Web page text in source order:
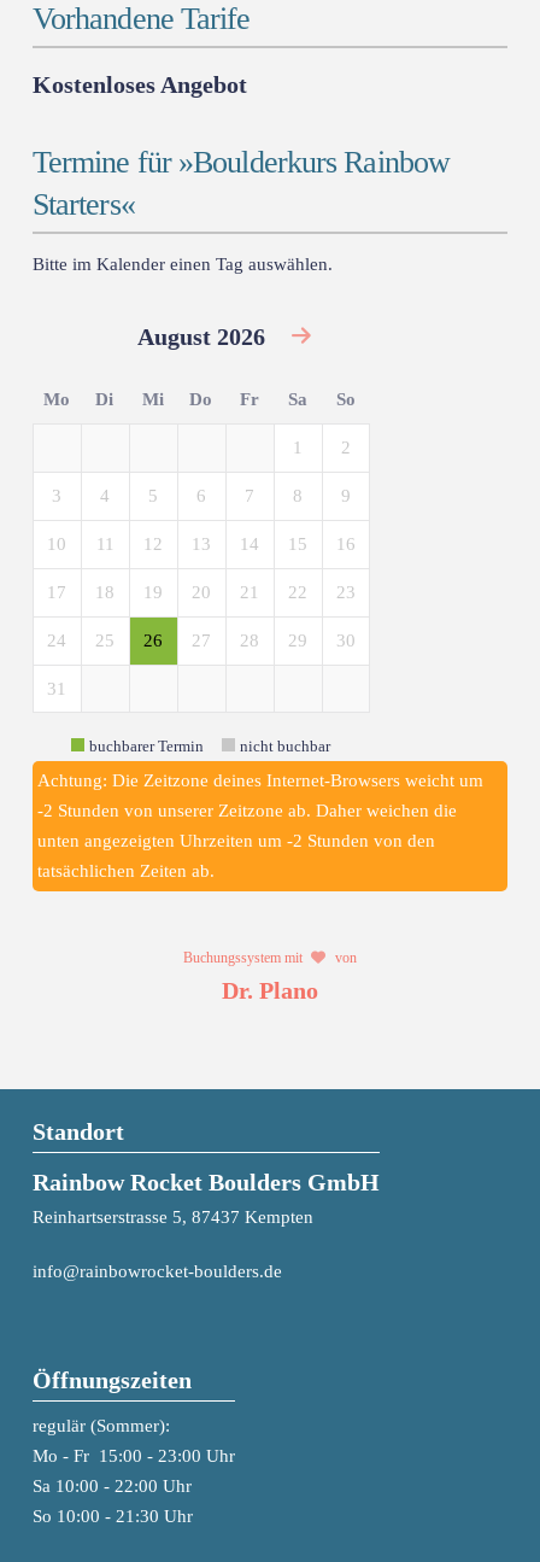
Vorhandene Tarife
Kostenloses Angebot
Termine für »Boulderkurs Rainbow
Starters«
Bitte im Kalender einen Tag auswählen.
August 2026
Mo Di Mi Do Fr Sa So
1 2
3 4 5 6 7 8 9
10 11 12 13 14 15 16
17 18 19 20 21 22 23
24 25 26 27 28 29 30
31
buchbarer Termin nicht buchbar
Achtung: Die Zeitzone deines Internet-Browsers weicht um
-2 Stunden von unserer Zeitzone ab. Daher weichen die
unten angezeigten Uhrzeiten um -2 Stunden von den
tatsächlichen Zeiten ab.
Buchungssystem mit von
Dr. Plano
Standort
Rainbow Rocket Boulders GmbH
Reinhartserstrasse 5, 87437 Kempten
info@rainbowrocket-boulders.de
Öffnungszeiten
regulär (Sommer):
Mo - Fr 15:00 - 23:00 Uhr
Sa 10:00 - 22:00 Uhr
So 10:00 - 21:30 Uhr